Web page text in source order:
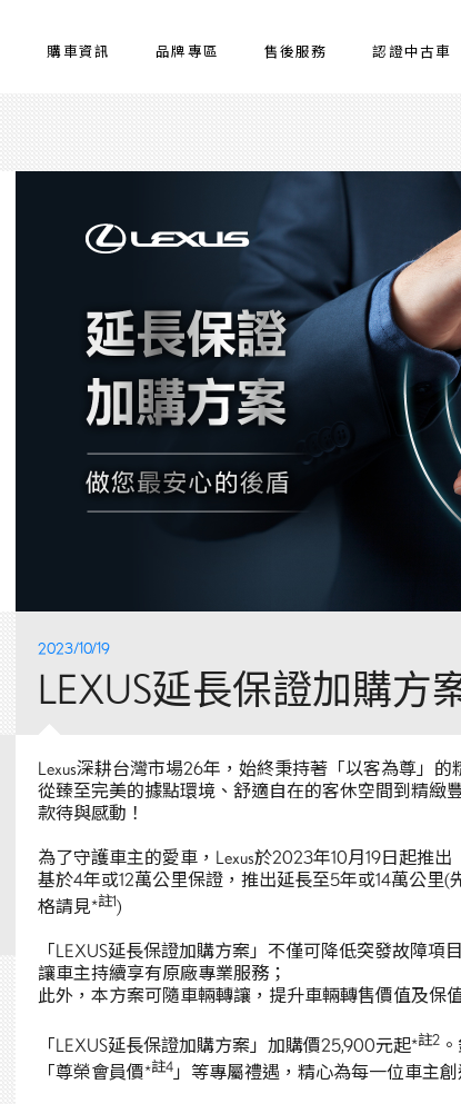
購車資訊 品牌專區 售後服務 認證中古車
2023/10/19
LEXUS延長保證加購方
Lexus深耕台灣市場26年，始終秉持著「以客為尊」
從臻至完美的據點環境、舒適自在的客休空間到精緻
款待與感動！
為了守護車主的愛車，Lexus於2023年10月19日起推出
基於4年或12萬公里保證，推出延長至5年或14萬公里
格請見*註1)
「LEXUS延長保證加購方案」不僅可降低突發故障
讓車主持續享有原廠專業服務；
此外，本方案可隨車輛轉讓，提升車輛轉售價值及保
「LEXUS延長保證加購方案」加購價25,900元起*註2
「尊榮會員價*註4 」等專屬禮遇，精心為每一位車主